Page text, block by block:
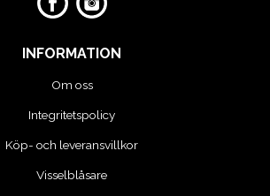
INFORMATION
Om oss
Integritetspolicy
Köp- och leveransvillkor
Visselblåsare